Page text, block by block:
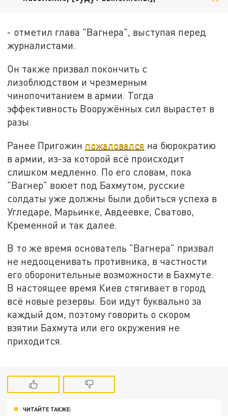
- отметил глава "Вагнера", выступая перед
журналистами.
Он также призвал покончить с
лизоблюдством и чрезмерным
чинопочитанием в армии. Тогда
эффективность Вооружённых сил вырастет в
разы.
Ранее Пригожин пожаловался на бюрократию
в армии, из-за которой всё происходит
слишком медленно. По его словам, пока
"Вагнер" воюет под Бахмутом, русские
солдаты уже должны были добиться успеха в
Угледаре, Марьинке, Авдеевке, Сватово,
Кременной и так далее.
В то же время основатель "Вагнера" призвал
не недооценивать противника, в частности
его оборонительные возможности в Бахмуте.
В настоящее время Киев стягивает в город
всё новые резервы. Бои идут буквально за
каждый дом, поэтому говорить о скором
взятии Бахмута или его окружения не
приходится.
ЧИТАЙТЕ ТАКЖЕ: